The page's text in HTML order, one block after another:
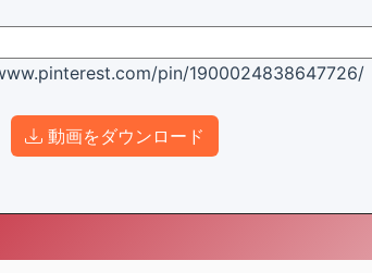
pin/1900024838647726/
動画をダウンロード